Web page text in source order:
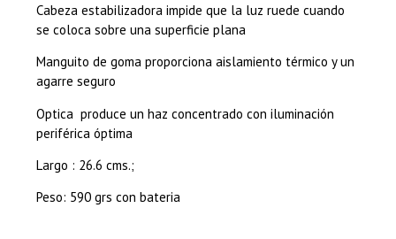
Cabeza estabilizadora impide que la luz ruede cuando
se coloca sobre una superficie plana
Manguito de goma proporciona aislamiento térmico y un
agarre seguro
Optica produce un haz concentrado con iluminación
periférica óptima
Largo : 26.6 cms.;
Peso: 590 grs con bateria